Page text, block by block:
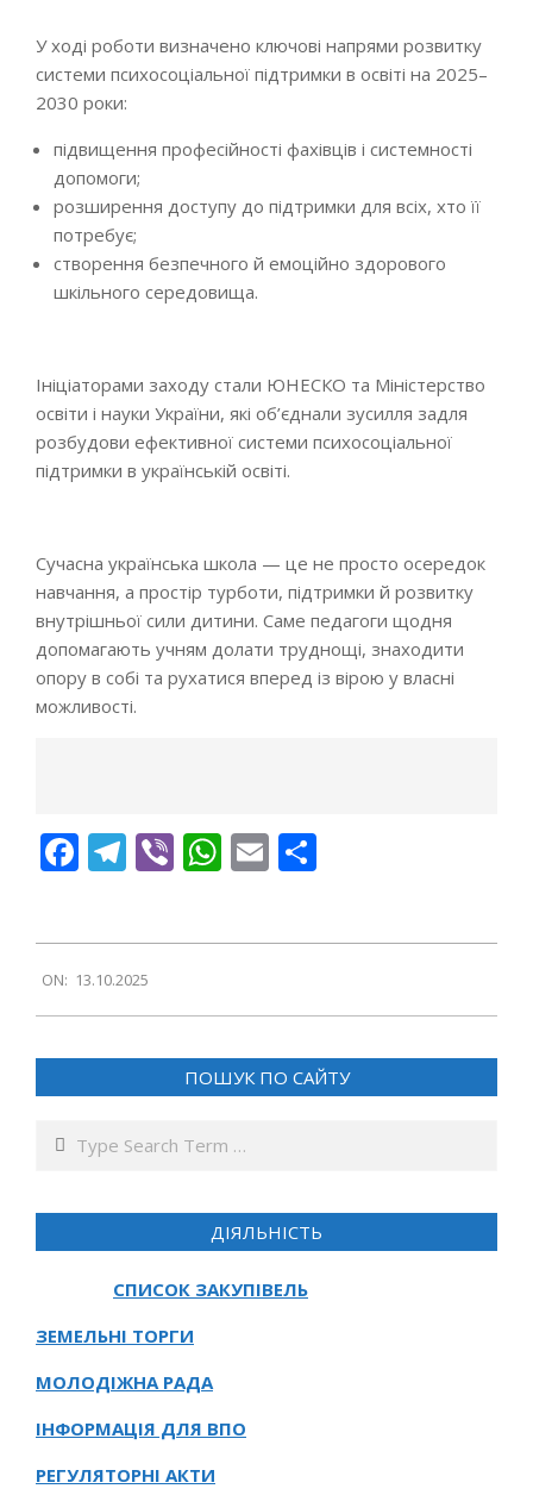
У ході роботи визначено ключові напрями розвитку
системи психосоціальної підтримки в освіті на 2025–
2030 роки:
підвищення професійності фахівців і системності
допомоги;
розширення доступу до підтримки для всіх, хто її
потребує;
створення безпечного й емоційно здорового
шкільного середовища.
Ініціаторами заходу стали ЮНЕСКО та Міністерство
освіти і науки України, які об’єднали зусилля задля
розбудови ефективної системи психосоціальної
підтримки в українській освіті.
Сучасна українська школа — це не просто осередок
навчання, а простір турботи, підтримки й розвитку
внутрішньої сили дитини. Саме педагоги щодня
допомагають учням долати труднощі, знаходити
опору в собі та рухатися вперед із вірою у власні
можливості.
Facebook
Telegram
ViberWhatsApp
Email
10-
13
ON: 13.10.2025
ПОШУК ПО САЙТУ
Search
ДІЯЛЬНІСТЬ
СПИСОК ЗАКУПІВЕЛЬ
ЗЕМЕЛЬНІ ТОРГИ
МОЛОДІЖНА РАДА
ІНФОРМАЦІЯ ДЛЯ ВПО
РЕГУЛЯТОРНІ АКТИ